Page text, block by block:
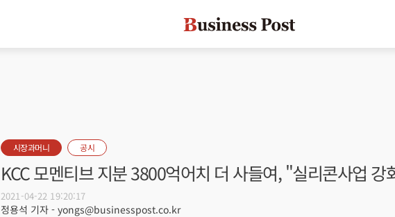
시장과머니 공시
KCC 모멘티브 지분 3800억어치 더 사들여, "실리콘사업 강
2021-04-22 19:20:17
정용석 기자 - yongs@businesspost.co.kr